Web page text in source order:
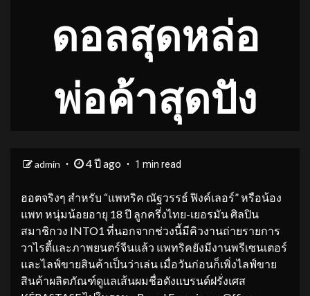
ดอลสุดหล่อ​
พ่อค้าสุดปัง
admin 4 ปี ago 1 min read
ฮอตจริงๆ สำหรับ “แพทริค ณัฐวรรธ์​ ฟิงค์เลอร์” หรือน้อง
แพท หนุ่มน้อยอายุ 18 ปี ลูกครึ่งไทย-เยอรมัน​ ศิลปิน
สมาชิกวง INTO1 ที่นอกจากช่วงนี้มีคิวงานถ่ายรายการ
วาไรตี้และภาพยนตร์จีนแล้ว แพทริคยังมีงานพรีเซนเตอร์
และไลฟ์ขายสินค้าเป็นว่าเล่น เมื่อวันก่อนก็เพิ่งไลฟ์ขาย
สินค้าผลิตภัณฑ์ดูแลเส้นผมชื่อดังแบรนด์ฝรั่งเศส